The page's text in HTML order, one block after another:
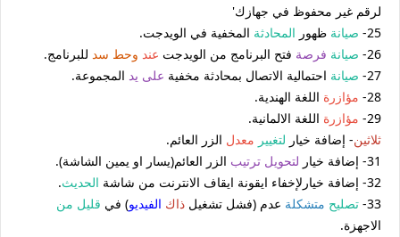
لرقم غير محفوظ في جهازك'
25- صيانة ظهور المحادثة المخفية في الويدجت.
26- صيانة فرصة فتح البرنامج من الويدجت عند وحط سد للبرنامج.
27- صيانة احتمالية الاتصال بمحادثة مخفية على يد المجموعة.
28- مؤازرة اللغة الهندية.
29- مؤازرة اللغة الالمانية.
ثلاثين- إضافة خيار لتغيير معدل الزر العائم.
31- إضافة خيار
لتحويل ترتيب الزر العائم(يسار او يمين الشاشة).
32- إضافة خيارلإخفاء ايقونة ايقاف الانترنت من شاشة
الحديث.
33- تصليح متشكلة عدم (فشل تشغيل ذاك الفيديو) في قليل من
الاجهزة.